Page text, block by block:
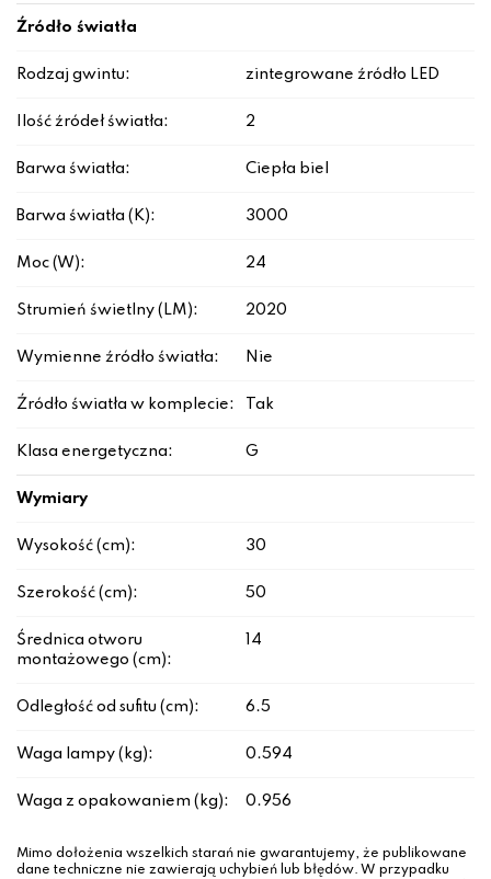
Źródło światła
Rodzaj gwintu: zintegrowane źródło LED
Ilość źródeł światła: 2
Barwa światła: Ciepła biel
Barwa światła (K): 3000
Moc (W): 24
Strumień świetlny (LM): 2020
Wymienne źródło światła: Nie
Źródło światła w komplecie: Tak
Klasa energetyczna: G
Wymiary
Wysokość (cm): 30
Szerokość (cm): 50
Średnica otworu
montażowego (cm):
14
Odległość od sufitu (cm): 6.5
Waga lampy (kg): 0.594
Waga z opakowaniem (kg): 0.956
Mimo dołożenia wszelkich starań nie gwarantujemy, że publikowane
dane techniczne nie zawierają uchybień lub błędów. W przypadku